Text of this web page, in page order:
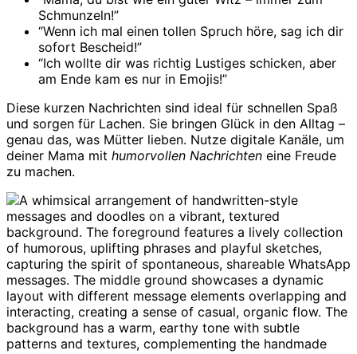
Schmunzeln!”
“Wenn ich mal einen tollen Spruch höre, sag ich dir
sofort Bescheid!”
“Ich wollte dir was richtig Lustiges schicken, aber
am Ende kam es nur in Emojis!”
Diese kurzen Nachrichten sind ideal für schnellen Spaß
und sorgen für Lachen. Sie bringen Glück in den Alltag –
genau das, was Mütter lieben. Nutze digitale Kanäle, um
deiner Mama mit humorvollen Nachrichten eine Freude
zu machen.